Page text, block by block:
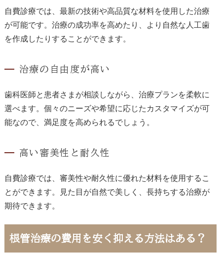
自費診療では、最新の技術や高品質な材料を使用した治療
が可能です。治療の成功率を高めたり、より自然な人工歯
を作成したりすることができます。
治療の自由度が高い
歯科医師と患者さまが相談しながら、治療プランを柔軟に
選べます。個々のニーズや希望に応じたカスタマイズが可
能なので、満足度を高められるでしょう。
高い審美性と耐久性
自費診療では、審美性や耐久性に優れた材料を使用するこ
とができます。見た目が自然で美しく、長持ちする治療が
期待できます。
根管治療の費用を安く抑える方法はある？